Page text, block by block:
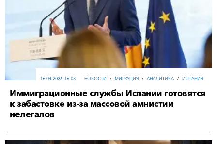
НОВОСТИ / МИГРАЦИЯ / АНАЛИТИКА / ИСПАНИЯ
16-04-2026, 16:03
Иммиграционные службы Испании готовятся
к забастовке из-за массовой амнистии
нелегалов